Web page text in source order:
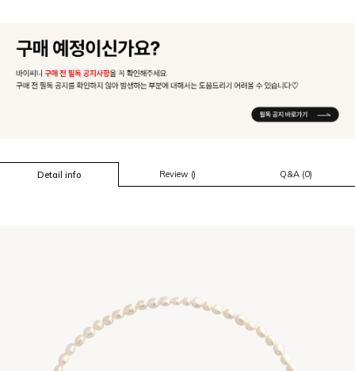
Detail info Review () Q&A (0)